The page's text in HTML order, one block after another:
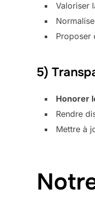
Valoriser
Proposer
5)
Honorer
Rendre
Mettre à